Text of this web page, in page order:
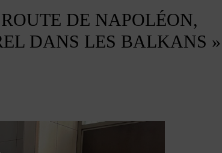
DE NAPOLÉON,
DANS LES BALKANS »